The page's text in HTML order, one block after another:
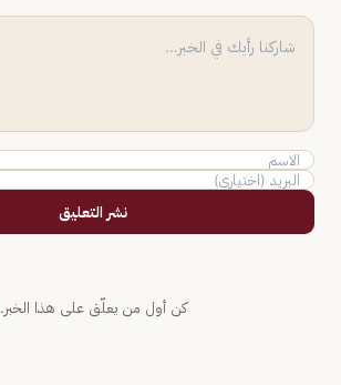
نشر التعليق
كن أول من يعلّق على هذا الخبر.